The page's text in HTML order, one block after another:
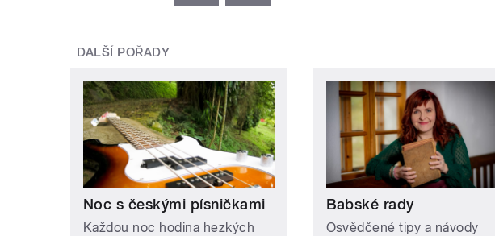
DALŠÍ POŘADY
Noc s českými písničkami
Každou noc hodina hezkých
Babské rady
Osvědčené tipy a návody